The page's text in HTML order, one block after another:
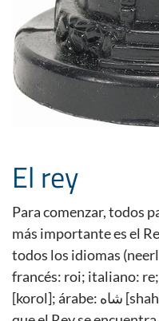
El rey
Para comenzar, todos
más importante es el
todos los idiomas
francés: roi; italiano:
[korol]; árabe: شاه [shah]). La expresión que anuncia